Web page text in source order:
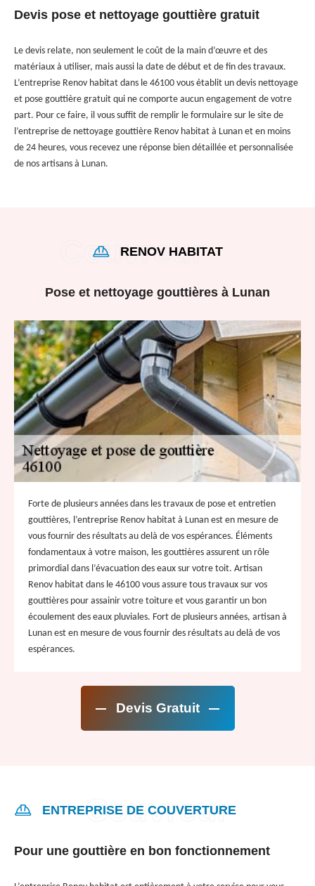
Devis pose et nettoyage gouttière gratuit
Le devis relate, non seulement le coût de la main d’œuvre et des
matériaux à utiliser, mais aussi la date de début et de fin des travaux.
L’entreprise Renov habitat dans le 46100 vous établit un devis nettoyage
et pose gouttière gratuit qui ne comporte aucun engagement de votre
part. Pour ce faire, il vous suffit de remplir le formulaire sur le site de
l’entreprise de nettoyage gouttière Renov habitat à Lunan et en moins
de 24 heures, vous recevez une réponse bien détaillée et personnalisée
de nos artisans à Lunan.
RENOV HABITAT
Pose et nettoyage gouttières à Lunan
Forte de plusieurs années dans les travaux de pose et entretien
gouttières, l’entreprise Renov habitat à Lunan est en mesure de
vous fournir des résultats au delà de vos espérances. Éléments
fondamentaux à votre maison, les gouttières assurent un rôle
primordial dans l’évacuation des eaux sur votre toit. Artisan
Renov habitat dans le 46100 vous assure tous travaux sur vos
gouttières pour assainir votre toiture et vous garantir un bon
écoulement des eaux pluviales. Fort de plusieurs années, artisan à
Lunan est en mesure de vous fournir des résultats au delà de vos
espérances.
Devis Gratuit
ENTREPRISE DE COUVERTURE
Pour une gouttière en bon fonctionnement